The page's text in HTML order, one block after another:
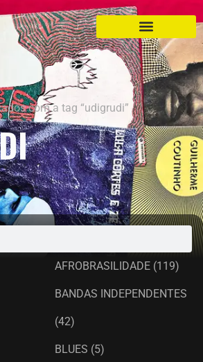
com a tag “udigrudi”
AFROBRASILIDADE (119)
BANDAS INDEPENDENTES
(42)
BLUES (5)